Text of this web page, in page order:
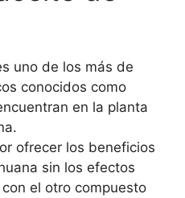
uno de los más de
conocidos como
en la planta
ofrecer los beneficios
sin los efectos
el otro compuesto